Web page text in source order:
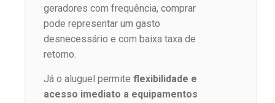
geradores com frequência, comprar
pode representar um gasto
desnecessário e com baixa taxa de
retorno.
Já o aluguel permite flexibilidade e
acesso imediato a equipamentos